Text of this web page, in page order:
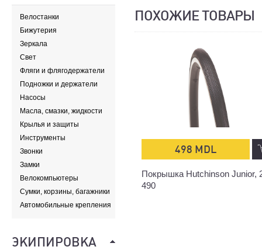
Велостанки
Бижутерия
Зеркала
Свет
Фляги и флягодержатели
Подножки и держатели
Насосы
Масла, смазки, жидкости
Крылья и защиты
Инструменты
Звонки
Замки
Велокомпьютеры
Сумки, корзины, багажники
и адаптеры
Автомобильные крепления
ЭКИПИРОВКА
ПОХОЖИЕ ТОВАРЫ
498 MDL
Покрышка Hutchinson Junior,
490